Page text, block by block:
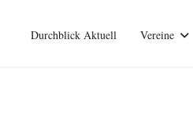
Durchblick Aktuell Vereine